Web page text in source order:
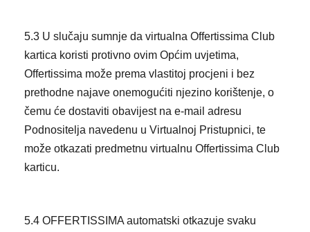
5.3 U slučaju sumnje da virtualna Offertissima Club
kartica koristi protivno ovim Općim uvjetima,
Offertissima može prema vlastitoj procjeni i bez
prethodne najave onemogućiti njezino korištenje, o
čemu će dostaviti obavijest na e-mail adresu
Podnositelja navedenu u Virtualnoj Pristupnici, te
može otkazati predmetnu virtualnu Offertissima Club
karticu.
5.4 OFFERTISSIMA automatski otkazuje svaku